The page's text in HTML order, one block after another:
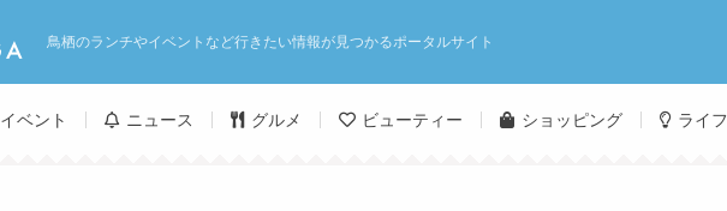
鳥栖のランチやイベントなど行きたい情報が見つかるポータルサイト
イベント ニュース グルメ ビューティー ショッピング ライフ